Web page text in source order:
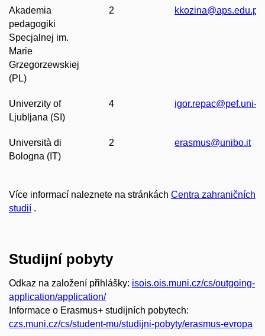
Akademia
pedagogiki
Specjalnej im.
Marie
Grzegorzewskiej
(PL)
2 kkozina@aps.edu.pl
Univerzity of
Ljubljana (SI)
4 igor.repac@pef.uni-
Università ​ di
Bologna (IT)
2 erasmus@unibo.it
Více informací naleznete na stránkách Centra zahraničních
studií .
Studijní pobyty
Odkaz na založení přihlášky: isois.ois.muni.cz/cs/outgoing-
application/application/
Informace o Erasmus+ studijních pobytech:
czs.muni.cz/cs/student-mu/studijni-pobyty/erasmus-evropa